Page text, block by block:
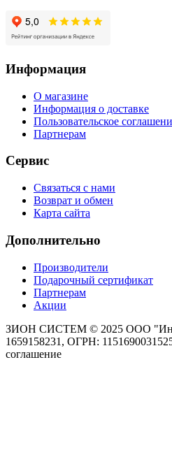
Информация
О магазине
Информация о доставке
Пользовательское
Партнерам
Сервис
Связаться с нами
Возврат и обмен
Карта сайта
Дополнительно
Производители
Подарочный сертификат
Партнерам
Акции
ЗИОН СИСТЕМ © 2025 ООО
1659158231, ОГРН:
соглашение